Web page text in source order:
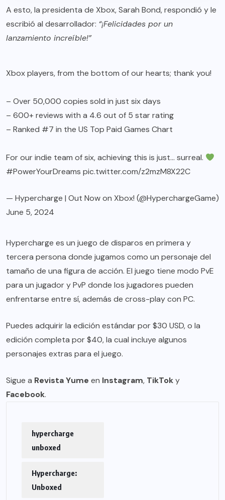
A esto, la presidenta de Xbox, Sarah Bond, respondió y le
escribió al desarrollador: “¡Felicidades por un
lanzamiento increíble!”
Xbox players, from the bottom of our hearts; thank you!
– Over 50,000 copies sold in just six days
– 600+ reviews with a 4.6 out of 5 star rating
– Ranked #7 in the US Top Paid Games Chart
For our indie team of six, achieving this is just… surreal.
#PowerYourDreams pic.twitter.com/z2mzM8X22C
— Hypercharge | Out Now on Xbox! (@HyperchargeGame)
June 5, 2024
Hypercharge es un juego de disparos en primera y
tercera persona donde jugamos como un personaje del
tamaño de una figura de acción. El juego tiene modo PvE
para un jugador y PvP donde los jugadores pueden
enfrentarse entre sí, además de cross-play con PC.
Puedes adquirir la edición estándar por $30 USD, o la
edición completa por $40, la cual incluye algunos
personajes extras para el juego.
Sigue a Revista Yume en Instagram, TikToky
Facebook.
hypercharge
unboxed
Hypercharge:
Unboxed